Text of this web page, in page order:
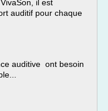
il est
auditif pour chaque
auditive ont besoin